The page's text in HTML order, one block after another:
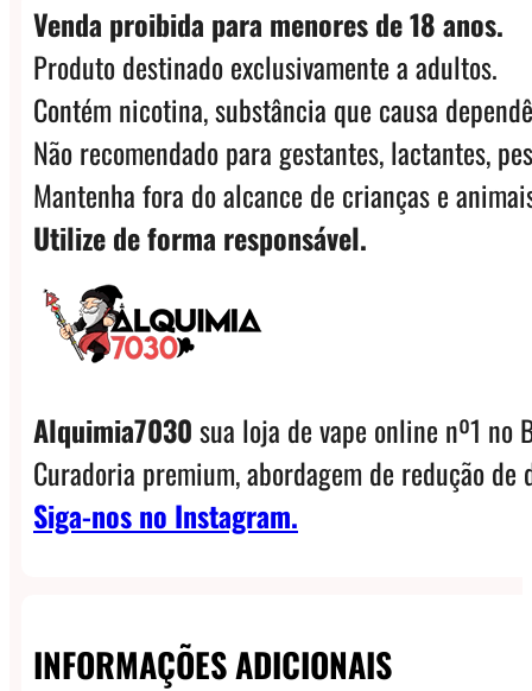
Venda proibida para menores de 18 anos.
Produto destinado exclusivamente a adultos.
Contém nicotina, substância que causa
Não recomendado para gestantes, lactantes,
Mantenha fora do alcance de crianças e
Utilize de forma responsável.
Alquimia7030sua loja de vape online nº1 no
Curadoria premium, abordagem de redução
Siga-nos no Instagram.
INFORMAÇÕES ADICIONAIS